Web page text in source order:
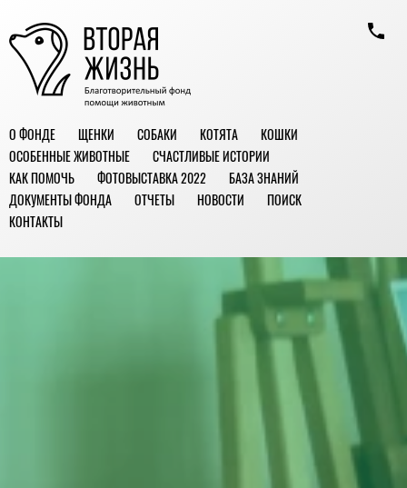
О ФОНДЕ ЩЕНКИ СОБАКИ КОТЯТА
КОШКИ
ОСОБЕННЫЕ ЖИВОТНЫЕ
СЧАСТЛИВЫЕ ИСТОРИИ
КАК ПОМОЧЬ
ФОТОВЫСТАВКА 2022
БАЗА ЗНАНИЙ
ДОКУМЕНТЫ ФОНДА
ОТЧЕТЫ НОВОСТИ
ПОИСК
КОНТАКТЫ